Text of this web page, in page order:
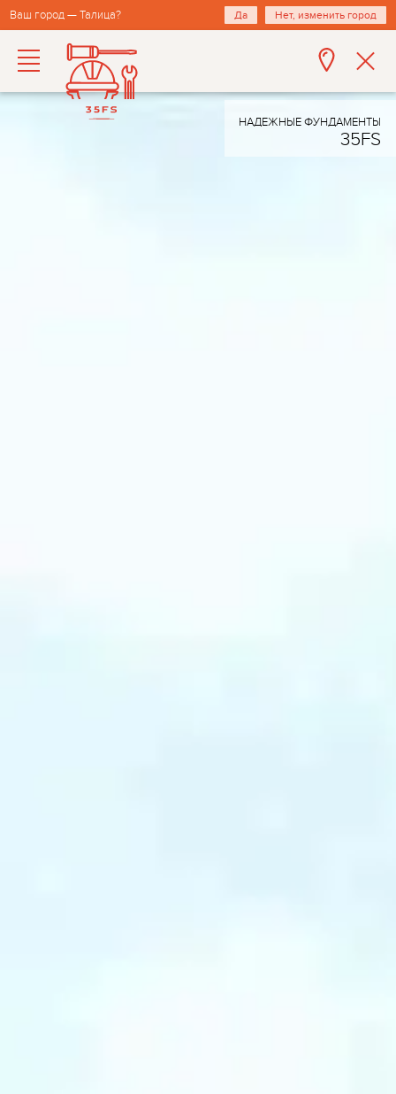
Ваш город — Талица? Да Нет, изменить город
НАДЕЖНЫЕ ФУНДАМЕНТЫ
35FS